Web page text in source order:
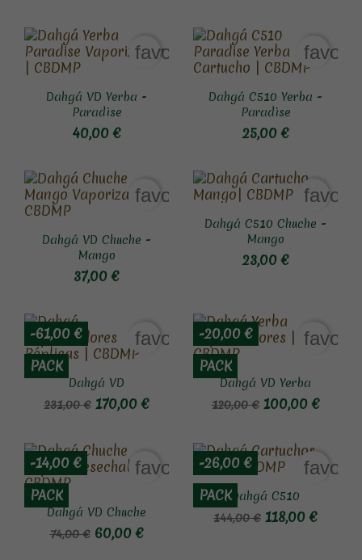
Dahgá VD Yerba -
Paradise
40,00 €
favorite_border
Dahgá C510 Yerba -
Paradise
25,00 €
Dahgá VD Chuche -
Mango
37,00 €
favorite_border
Dahgá C510 Chuche -
Mango
23,00 €
Dahgá VD
231,00 € 170,00 €
-61,00 €
PACK
favorite_border
Dahgá VD Yerba
120,00 € 100,00 €
-20,00 €
PACK
Dahgá VD Chuche
74,00 € 60,00 €
-14,00 €
PACK
favorite_border
Dahgá C510
144,00 € 118,00 €
-26,00 €
PACK